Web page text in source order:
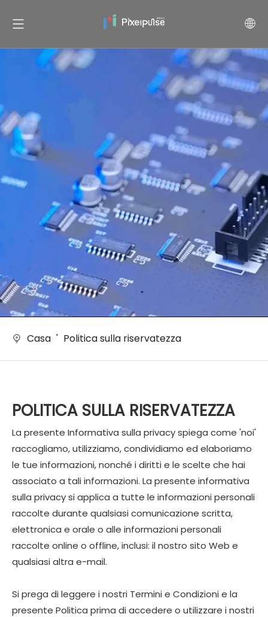
Casa ' Politica sulla riservatezza
POLITICA SULLA RISERVATEZZA
La presente Informativa sulla privacy spiega come 'noi'
raccogliamo, utilizziamo, condividiamo ed elaboriamo
le tue informazioni, nonché i diritti e le scelte che hai
associato a tali informazioni. La presente informativa
sulla privacy si applica a tutte le informazioni personali
raccolte durante qualsiasi comunicazione scritta,
elettronica e orale o alle informazioni personali
raccolte online o offline, inclusi: il nostro sito Web e
qualsiasi altra e-mail.
Si prega di leggere i nostri Termini e Condizioni e la
presente Politica prima di accedere o utilizzare i nostri